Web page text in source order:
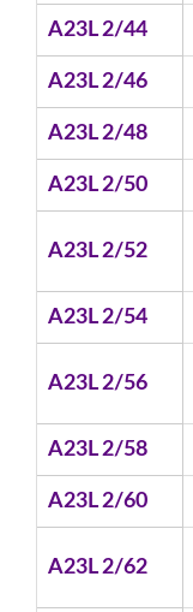
A23L 2/44
A23L 2/46
A23L 2/48
A23L 2/50
A23L 2/52
A23L 2/54
A23L 2/56
A23L 2/58
A23L 2/60
A23L 2/62